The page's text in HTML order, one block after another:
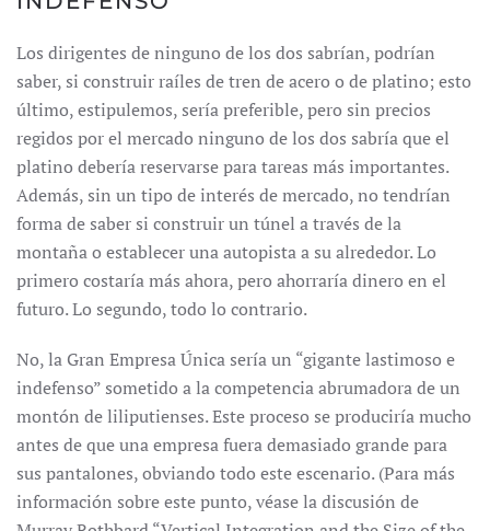
Los dirigentes de ninguno de los dos sabrían, podrían
saber, si construir raíles de tren de acero o de platino; esto
último, estipulemos, sería preferible, pero sin precios
regidos por el mercado ninguno de los dos sabría que el
platino debería reservarse para tareas más importantes.
Además, sin un tipo de interés de mercado, no tendrían
forma de saber si construir un túnel a través de la
montaña o establecer una autopista a su alrededor. Lo
primero costaría más ahora, pero ahorraría dinero en el
futuro. Lo segundo, todo lo contrario.
No, la Gran Empresa Única sería un “gigante lastimoso e
indefenso” sometido a la competencia abrumadora de un
montón de liliputienses. Este proceso se produciría mucho
antes de que una empresa fuera demasiado grande para
sus pantalones, obviando todo este escenario. (Para más
información sobre este punto, véase la discusión de